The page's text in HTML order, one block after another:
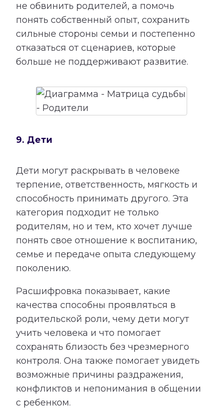
не обвинить родителей, а помочь
понять собственный опыт, сохранить
сильные стороны семьи и постепенно
отказаться от сценариев, которые
больше не поддерживают развитие.
9. Дети
Дети могут раскрывать в человеке
терпение, ответственность, мягкость и
способность принимать другого. Эта
категория подходит не только
родителям, но и тем, кто хочет лучше
понять свое отношение к воспитанию,
семье и передаче опыта следующему
поколению.
Расшифровка показывает, какие
качества способны проявляться в
родительской роли, чему дети могут
учить человека и что помогает
сохранять близость без чрезмерного
контроля. Она также помогает увидеть
возможные причины раздражения,
конфликтов и непонимания в общении
с ребенком.